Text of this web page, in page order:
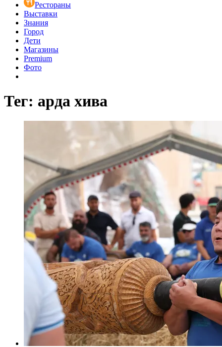
Рестораны
Выставки
Знания
Город
Дети
Магазины
Premium
Фото
Тег: арда хива